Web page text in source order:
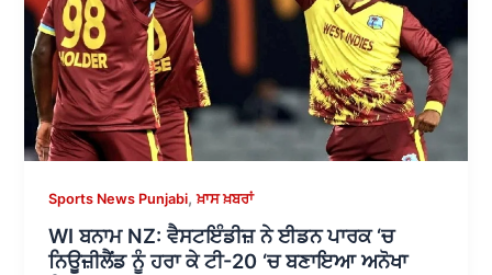
Sports News Punjabi,ਖ਼ਾਸ ਖ਼ਬਰਾਂ
WI ਬਨਾਮ NZ: ਵੈਸਟਇੰਡੀਜ਼ ਨੇ ਈਡਨ ਪਾਰਕ ‘ਚ
ਨਿਊਜ਼ੀਲੈਂਡ ਨੂੰ ਹਰਾ ਕੇ ਟੀ-20 ‘ਚ ਬਣਾਇਆ ਅਨੋਖਾ